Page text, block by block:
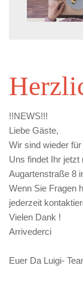
!!NEWS!!!
Liebe Gäste,
Wir sind wieder
Uns findet Ihr
Augartenstraße 8
Wenn Sie Fragen
jederzeit
Vielen Dank !
Arrivederci
Euer Da Luigi-